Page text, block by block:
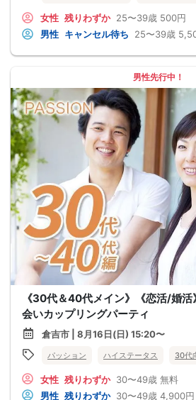
女性 残りわずか 25〜39歳 500円
男性 キャンセル待ち 25〜39歳
男性先行中！
《30代＆40代メイン》《恋活/婚活
会いカップリングパーティ
倉吉市 | 8月16日(日) 15:20〜
パッション ハイステータス 30代
女性 残りわずか 30〜49歳 無料
男性 残りわずか 30〜49歳 4,900円